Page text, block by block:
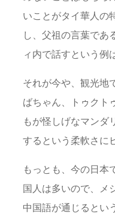
いことがタイ華人の
し、父祖の言葉であ
ィ内で話すという例
それが今や、観光地
ばちゃん、トゥクト
もが怪しげなマンダ
するという柔軟さに
もっとも、今の日本
国人は多いので、メ
中国語が通じるとい